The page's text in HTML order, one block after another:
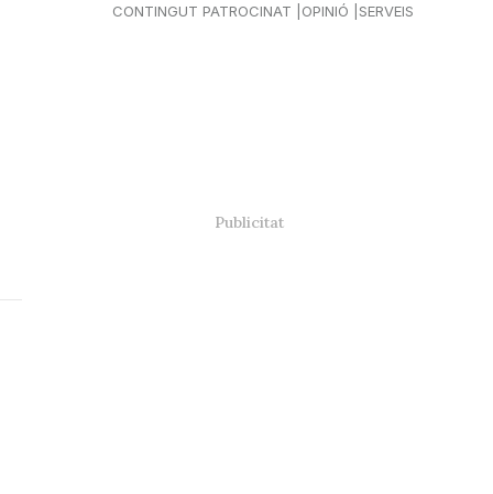
CONTINGUT PATROCINAT OPINIÓ SERVEIS